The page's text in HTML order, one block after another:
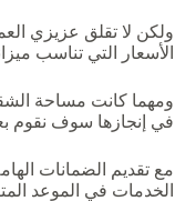
ولكن لا تقلق عزيزي
الأسعار التي تناسب
ومهما كانت مساحة
في إنجازها سوف نقوم
مع تقديم الضمانات
الخدمات في الموعد